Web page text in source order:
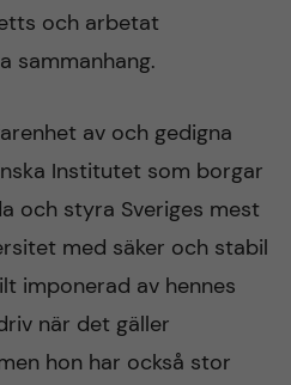
och arbetat
sammanhang.
av och gedigna
Institutet som borgar
och styra Sveriges mest
med säker och stabil
imponerad av hennes
när det gäller
hon har också stor